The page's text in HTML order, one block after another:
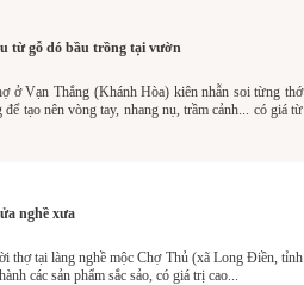
từ gỗ dó bầu trồng tại vườn
ở Vạn Thắng (Khánh Hòa) kiên nhẫn soi từng thớ
tạo nên vòng tay, nhang nụ, trầm cảnh... có giá từ
nghề xưa
thợ tại làng nghề mộc Chợ Thủ (xã Long Điền, tỉnh
các sản phẩm sắc sảo, có giá trị cao...